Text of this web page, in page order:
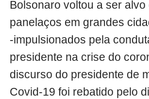
Bolsonaro voltou a ser alvo
panelaços em grandes
-impulsionados pela
presidente na crise do
discurso do presidente de
Covid-19 foi rebatido pelo